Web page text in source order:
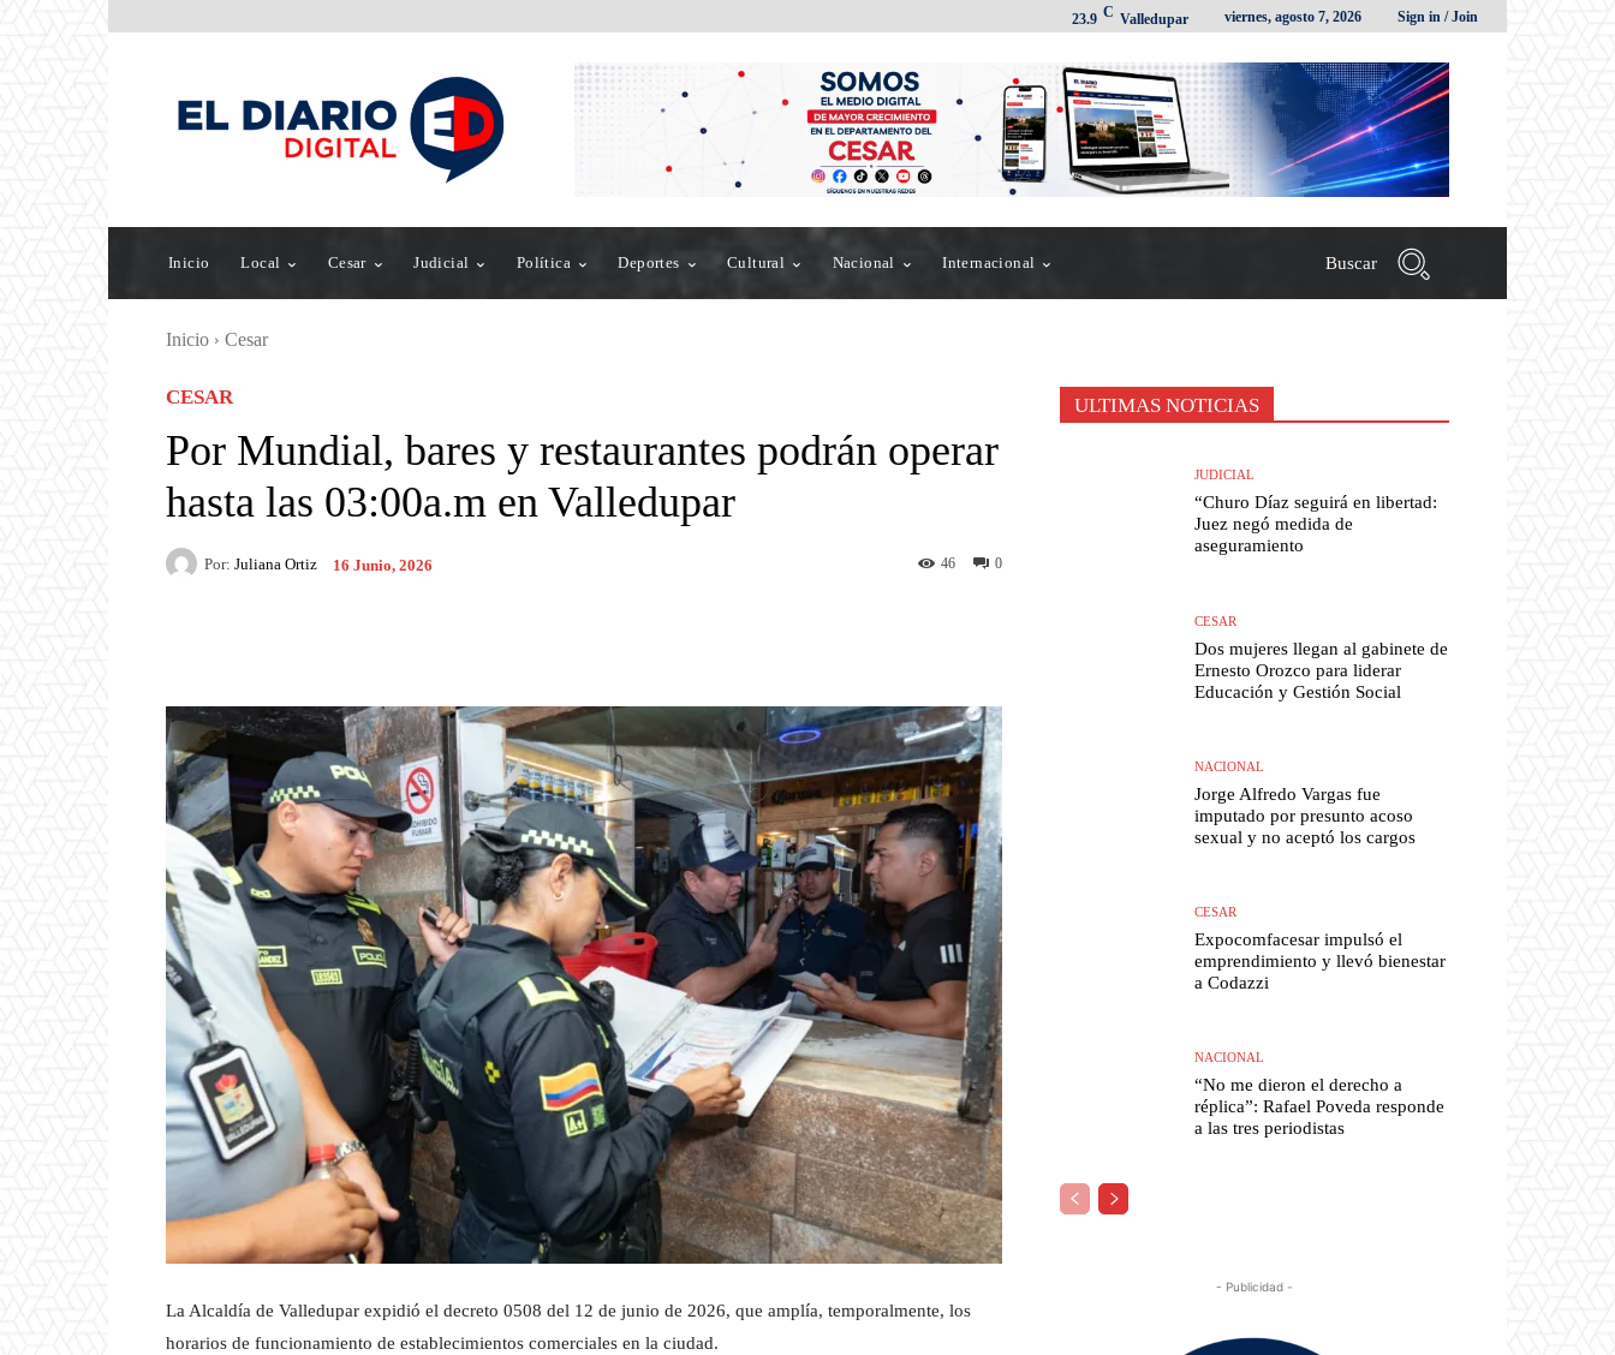
23.9 C Valledupar viernes, agosto 7, 2026 Sign in / Join
Inicio Local Cesar Judicial Política Deportes Cultural Nacional Internacional Buscar
Inicio Cesar
CESAR
Por Mundial, bares y restaurantes podrán operar
hasta las 03:00a.m en Valledupar
Por: Juliana Ortiz 16 Junio, 2026 0
46
La Alcaldía de Valledupar expidió el decreto 0508 del 12 de junio de 2026, que amplía, temporalmente, los
horarios de funcionamiento de establecimientos comerciales en la ciudad.
ULTIMAS NOTICIAS
JUDICIAL
“Churo Díaz seguirá en libertad:
Juez negó medida de
aseguramiento
CESAR
Dos mujeres llegan al gabinete de
Ernesto Orozco para liderar
Educación y Gestión Social
NACIONAL
Jorge Alfredo Vargas fue
imputado por presunto acoso
sexual y no aceptó los cargos
CESAR
Expocomfacesar impulsó el
emprendimiento y llevó bienestar
a Codazzi
NACIONAL
“No me dieron el derecho a
réplica”: Rafael Poveda responde
a las tres periodistas
- Publicidad -